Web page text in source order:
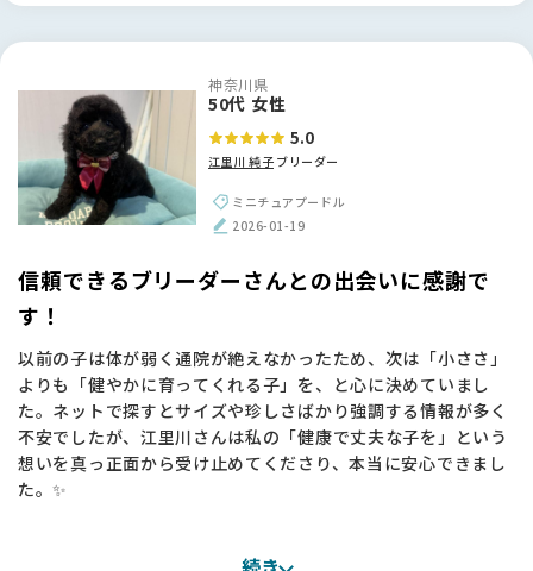
お迎えしてからも、うちの子はとても穏やかで、お母さんとし
すい子に育っています。最近はすっかり肝も据わってきて、家
族の一員として毎日笑わせてくれています💕
江里川さん、本当にありがとうございました。
【BreederFamiliesへ】
にいろいろな方がいらっしゃるので、「どうやっていいブリー
ダーさんを見つければいいんだろう？」というのが一番の悩み
でした。
ChatGPTに相談し、大手サイトものぞいてみたのですが、サ
イトを見てすぐにBreederFamiliesさんで探そうと思いまし
た。掲載基準もきちんと公開されていて、「ここなら信頼でき
る」と思えました🌸
本当に、いいブリーダーさんにつないで頂いたなと、心から感
神奈川県
50代 女性
5.0
江里川 純子 ブリーダー
ミニチュアプードル
2026-01-19
信頼できるブリーダーさんとの出会いに感謝で
す！
以前の子は体が弱く通院が絶えなかったため、次は「小ささ」
よりも「健やかに育ってくれる子」を、と心に決めていまし
た。ネットで探すとサイズや珍しさばかり強調する情報が多く
不安でしたが、江里川さんは私の「健康で丈夫な子を」という
想いを真っ正面から受け止めてくださり、本当に安心できまし
た。✨